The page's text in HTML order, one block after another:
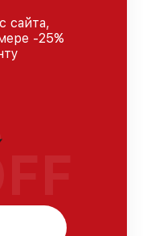
сайта,
-25%